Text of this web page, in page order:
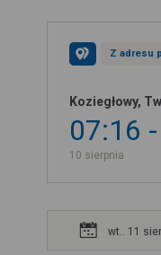
Z adresu
Koziegłowy,
07:16
10 sierpnia
wt.. 11